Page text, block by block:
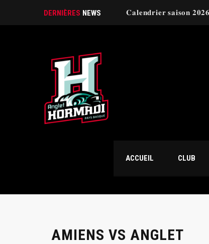
DERNIÈRES NEWS 𝐂𝐚𝐥𝐞𝐧𝐝𝐫𝐢𝐞𝐫 𝐬𝐚𝐢𝐬𝐨𝐧
ACCUEIL CLUB
AMIENS VS ANGLET